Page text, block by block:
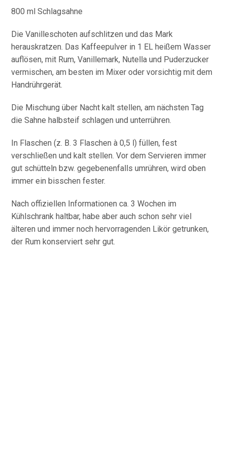
800 ml Schlagsahne
Die Vanilleschoten aufschlitzen und das Mark
herauskratzen. Das Kaffeepulver in 1 EL heißem Wasser
auflösen, mit Rum, Vanillemark, Nutella und Puderzucker
vermischen, am besten im Mixer oder vorsichtig mit dem
Handrührgerät.
Die Mischung über Nacht kalt stellen, am nächsten Tag
die Sahne halbsteif schlagen und unterrühren.
In Flaschen (z. B. 3 Flaschen à 0,5 l) füllen, fest
verschließen und kalt stellen. Vor dem Servieren immer
gut schütteln bzw. gegebenenfalls umrühren, wird oben
immer ein bisschen fester.
Nach offiziellen Informationen ca. 3 Wochen im
Kühlschrank haltbar, habe aber auch schon sehr viel
älteren und immer noch hervorragenden Likör getrunken,
der Rum konserviert sehr gut.